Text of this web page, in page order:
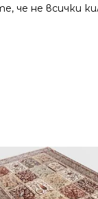
че не всички